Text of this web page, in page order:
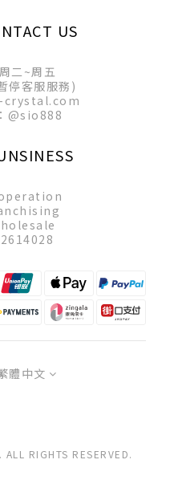
US
二~周五
停客服服務)
crystal.com
@sio888
體中文
RIGHTS RESERVED.